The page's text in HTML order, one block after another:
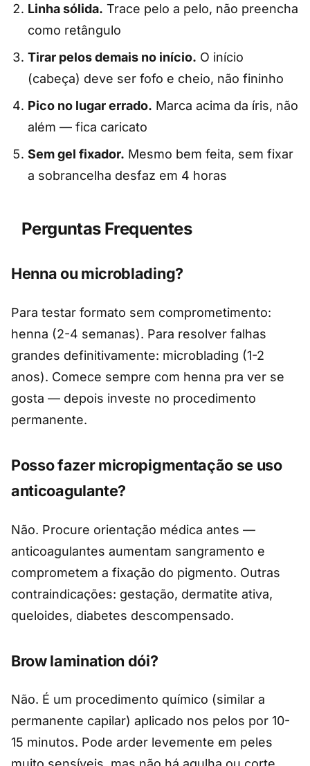
Linha sólida. Trace pelo a pelo, não preencha
como retângulo
Tirar pelos demais no início. O início
(cabeça) deve ser fofo e cheio, não fininho
Pico no lugar errado. Marca acima da íris, não
além — fica caricato
Sem gel fixador. Mesmo bem feita, sem fixar
a sobrancelha desfaz em 4 horas
Perguntas Frequentes
Henna ou microblading?
Para testar formato sem comprometimento:
henna (2-4 semanas). Para resolver falhas
grandes definitivamente: microblading (1-2
anos). Comece sempre com henna pra ver se
gosta — depois investe no procedimento
permanente.
Posso fazer micropigmentação se uso
anticoagulante?
Não. Procure orientação médica antes —
anticoagulantes aumentam sangramento e
comprometem a fixação do pigmento. Outras
contraindicações: gestação, dermatite ativa,
queloides, diabetes descompensado.
Brow lamination dói?
Não. É um procedimento químico (similar a
permanente capilar) aplicado nos pelos por 10-
15 minutos. Pode arder levemente em peles